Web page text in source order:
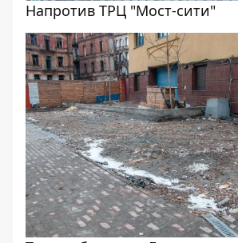
Напротив ТРЦ "Мост-сити"